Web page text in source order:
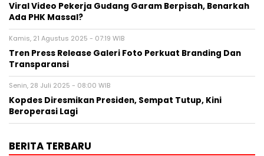
Viral Video Pekerja Gudang Garam Berpisah, Benarkah
Ada PHK Massal?
Kamis, 21 Agustus 2025 - 07:19 WIB
Tren Press Release Galeri Foto Perkuat Branding Dan
Transparansi
Senin, 28 Juli 2025 - 08:00 WIB
Kopdes Diresmikan Presiden, Sempat Tutup, Kini
Beroperasi Lagi
BERITA TERBARU